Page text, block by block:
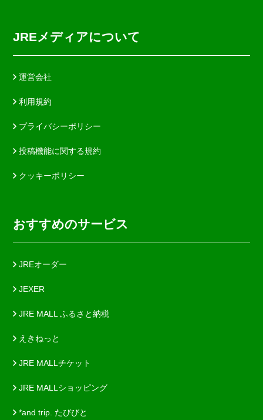
JREメディアについて
運営会社
利用規約
プライバシーポリシー
投稿機能に関する規約
クッキーポリシー
おすすめのサービス
JREオーダー
JEXER
JRE MALL ふるさと納税
えきねっと
JRE MALLチケット
JRE MALLショッピング
*and trip. たびびと